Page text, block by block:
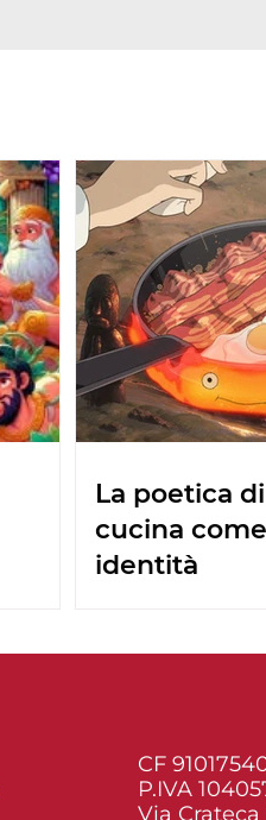
La poetica
cucina
identità
CF
P.IVA
Via Crateca